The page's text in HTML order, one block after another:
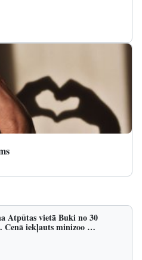
Atpūtas vietā Buki no 30
Cenā iekļauts minizoo …